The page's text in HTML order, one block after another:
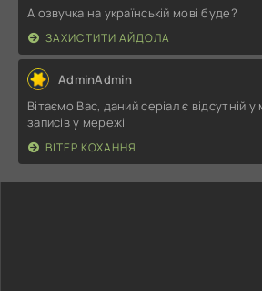
А озвучка на українській мові буде?
ЗАХИСТИТИ АЙДОЛА
AdminAdmin
Вітаємо Вас, даний серіал є відсутній у
записів у мережі
ВІТЕР КОХАННЯ